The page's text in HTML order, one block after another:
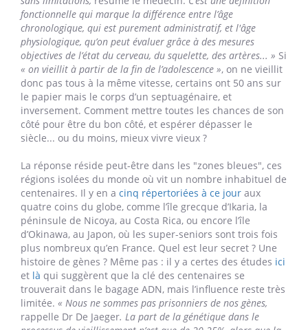
« Si l’espérance de vie tend à augmenter, c’est surtout parce
que la qualité des soins progresse : les gens vivent plus
longtemps, mais malades », explique le médecin
Christophe de Jaeger*, spécialiste du vieillissement
humain et auteur deBien vieillir sans médicaments(éd.
Le Cherche Midi, 2018). L’espérance de vie en bonne
santé,« sans incapacité » comme définie par l’Insee,
culmine à seulement 65 ans, ce qui signifie qu’une
femme passera les vingt dernières années de sa vie
malade, avec des douleurs, sous traitement
médicamenteux ou dépendant d’autrui...
c’est rester capable de faire tout ce que l’on a envie de faire,
sans limitations,résume le médecin.C’est une définition
fonctionnelle qui marque la différence entre l’âge
chronologique, qui est purement administratif, et l'âge
physiologique, qu’on peut évaluer grâce à des mesures
objectives de l’état du cerveau, du squelette, des artères... »
« on vieillit à partir de la fin de l’adolescence », on ne vieillit
donc pas tous à la même vitesse, certains ont 50 ans sur
le papier mais le corps d’un septuagénaire, et
inversement. Comment mettre toutes les chances de son
côté pour être du bon côté, et espérer dépasser le
siècle... ou du moins, mieux vivre vieux ?